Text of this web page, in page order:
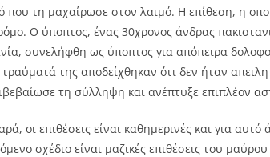
που τη μαχαίρωσε στον λαιμό. Η επίθεση, η
Ο ύποπτος, ένας 30χρονος άνδρας
συνελήφθη ως ύποπτος για απόπειρα
της αποδείχθηκαν ότι δεν ήταν
τη σύλληψη και ανέπτυξε επιπλέον
οι επιθέσεις είναι καθημερινές και για
σχέδιο είναι μαζικές επιθέσεις του